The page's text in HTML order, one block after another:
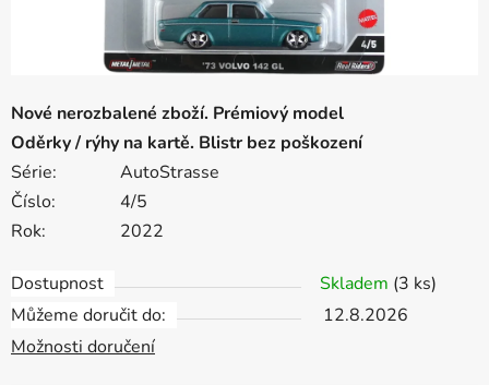
Nové nerozbalené zboží. Prémiový model
Oděrky / rýhy na kartě. Blistr bez poškození
Série:
AutoStrasse
Číslo:
4/5
Rok:
2022
Dostupnost Skladem (3 ks)
Můžeme doručit do:
12.8.2026
Možnosti doručení